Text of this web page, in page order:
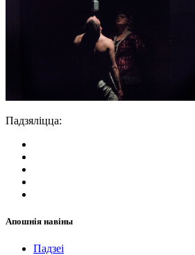
Падзяліцца:
Апошнія навіны
Падзеі